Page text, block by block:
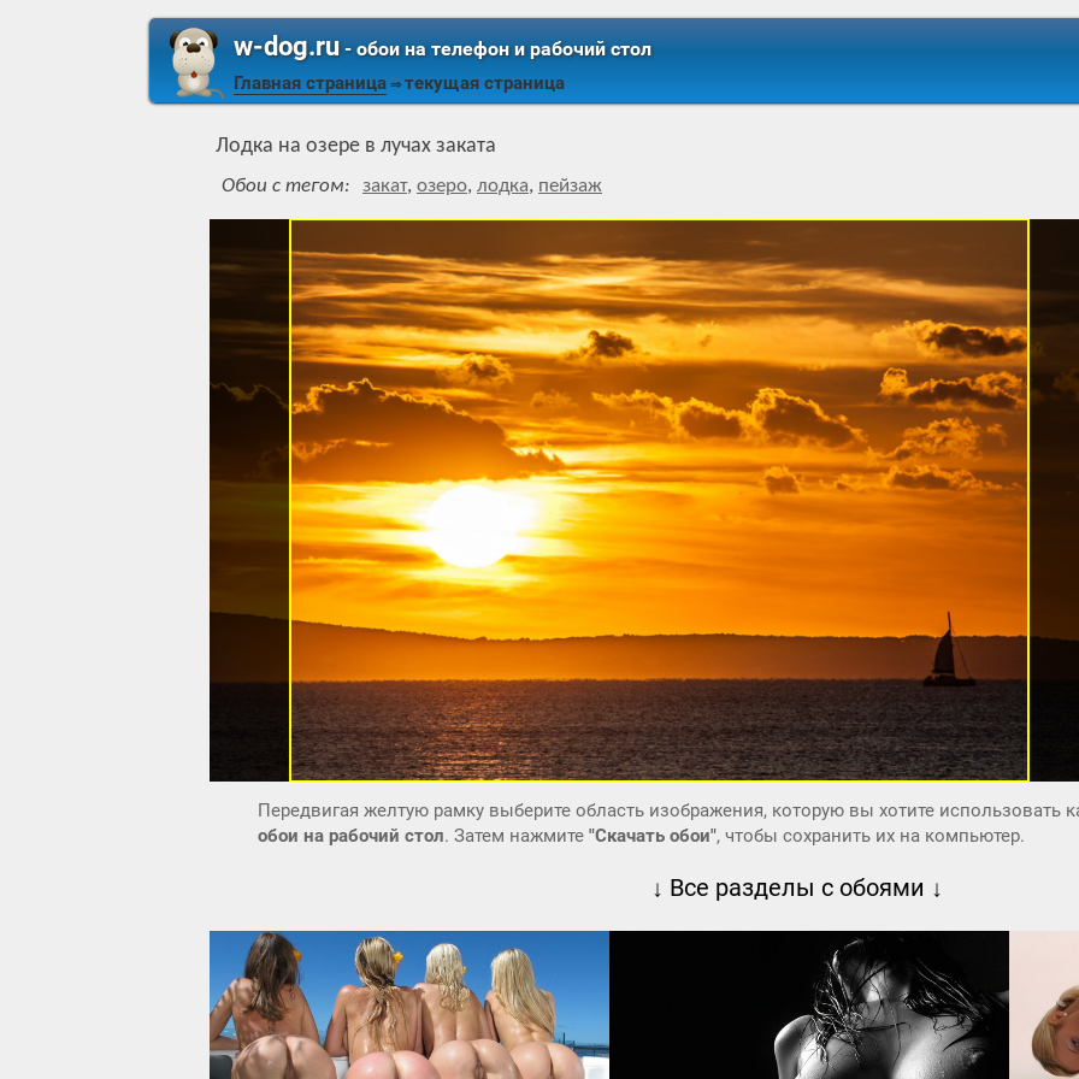
w-dog.ru- обои на телефон и рабочий стол
Главная страница ⇒ текущая страница
Лодка на озере в лучах заката
Обои с тегом: закат, озеро, лодка, пейзаж
Передвигая желтую рамку выберите область изображения, которую вы хотите использовать
обои на рабочий стол. Затем нажмите "Скачать обои", чтобы сохранить их на компьютер.
↓ Все разделы с обоями ↓